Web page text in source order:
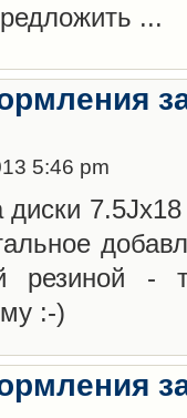
...
5:46 pm
резиной
:-)